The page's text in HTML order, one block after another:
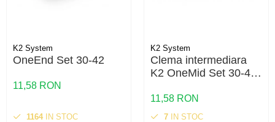
K2 System
OneEnd Set 30-42
11,58 RON
1164IN STOC
K2 System
Clema intermediara
K2 OneMid Set 30-42
42mm, aluminiu
11,58 RON
7 IN STOC